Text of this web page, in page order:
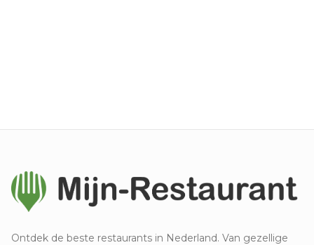
Ontdek de beste restaurants in Nederland. Van gezellige